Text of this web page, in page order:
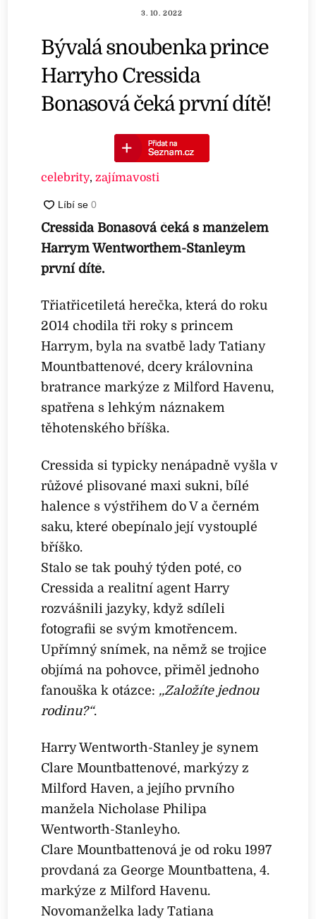
3. 10. 2022
Bývalá snoubenka prince
Harryho Cressida
Bonasová čeká první dítě!
celebrity, zajímavosti
Cressida Bonasová čeká s manželem
Harrym Wentworthem-Stanleym
první dítě.
Třiatřicetiletá herečka, která do roku
2014 chodila tři roky s princem
Harrym, byla na svatbě lady Tatiany
Mountbattenové, dcery královnina
bratrance markýze z Milford Havenu,
spatřena s lehkým náznakem
těhotenského bříška.
Cressida si typicky nenápadně vyšla v
růžové plisované maxi sukni, bílé
halence s výstřihem do V a černém
saku, které obepínalo její vystouplé
bříško.
Stalo se tak pouhý týden poté, co
Cressida a realitní agent Harry
rozvášnili jazyky, když sdíleli
fotografii se svým kmotřencem.
Upřímný snímek, na němž se trojice
objímá na pohovce, přiměl jednoho
fanouška k otázce: ,,Založíte jednou
rodinu?“.
Harry Wentworth-Stanley je synem
Clare Mountbattenové, markýzy z
Milford Haven, a jejího prvního
manžela Nicholase Philipa
Wentworth-Stanleyho.
Clare Mountbattenová je od roku 1997
provdaná za George Mountbattena, 4.
markýze z Milford Havenu.
Novomanželka lady Tatiana